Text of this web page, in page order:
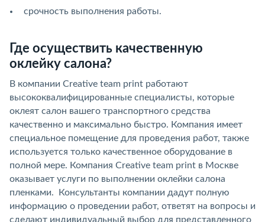
срочность выполнения работы.
Где осуществить качественную
оклейку салона?
В компании Creative team print работают
высококвалифицированные специалисты, которые
оклеят салон вашего транспортного средства
качественно и максимально быстро. Компания имеет
специальное помещение для проведения работ, также
используется только качественное оборудование в
полной мере. Компания Creative team print в Москве
оказывает услуги по выполнении оклейки салона
пленками. Консультанты компании дадут полную
информацию о проведении работ, ответят на вопросы и
сделают индивидуальный выбор для представленного